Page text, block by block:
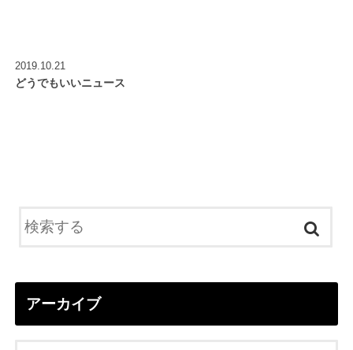
2019.10.21
どうでもいいニュース
アーカイブ